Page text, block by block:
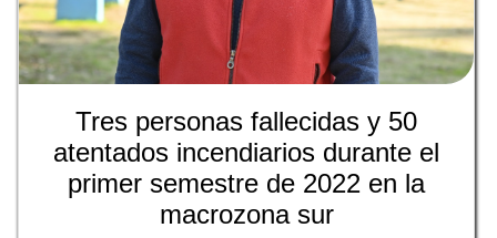
Tres personas fallecidas y 50
atentados incendiarios durante el
primer semestre de 2022 en la
macrozona sur